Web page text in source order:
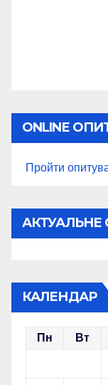
ONLINE
Пройти
КАЛЕНДАР
Пн Вт